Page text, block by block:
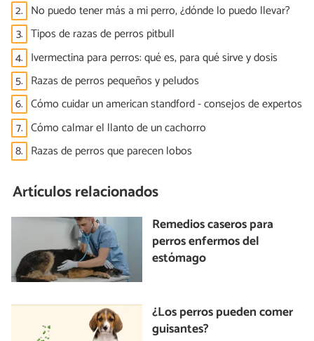
2. No puedo tener más a mi perro, ¿dónde lo puedo llevar?
3. Tipos de razas de perros pitbull
4. Ivermectina para perros: qué es, para qué sirve y dosis
5. Razas de perros pequeños y peludos
6. Cómo cuidar un american standford - consejos de expertos
7. Cómo calmar el llanto de un cachorro
8. Razas de perros que parecen lobos
Artículos relacionados
Remedios caseros para
perros enfermos del
estómago
¿Los perros pueden comer
guisantes?